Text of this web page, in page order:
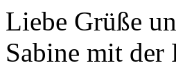
Liebe Grüße
Sabine mit der